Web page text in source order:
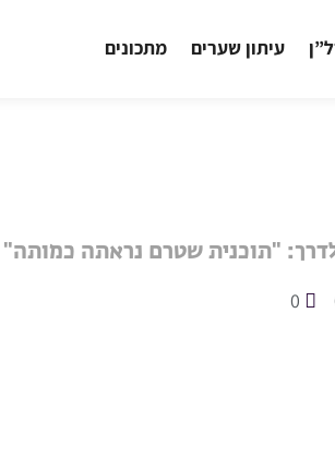
עיתון שערים מתכונים
"תוכנית שטרם נראתה כמותה"
0